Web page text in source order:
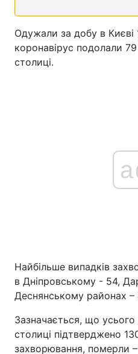
Одужали за добу в Києві
коронавірус подолали
столиці.
Найбільше випадків
в Дніпровському - 54,
Деснянському районах –
Зазначається, що усього
столиці підтверджено
захворювання, померли